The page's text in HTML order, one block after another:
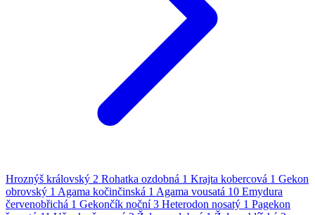
Hroznýš královský 2 Rohatka ozdobná 1 Krajta kobercová 1 Gekon
obrovský 1 Agama kočinčinská 1 Agama vousatá 10 Emydura
červenobřichá 1 Gekončík noční 3 Heterodon nosatý 1 Pagekon